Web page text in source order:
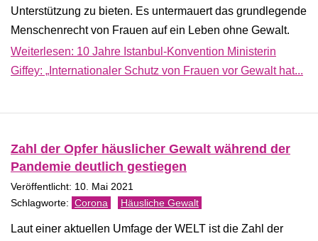
Unterstützung zu bieten. Es untermauert das grundlegende
Menschenrecht von Frauen auf ein Leben ohne Gewalt.
Weiterlesen: 10 Jahre Istanbul-Konvention Ministerin
Giffey: „Internationaler Schutz von Frauen vor Gewalt hat...
Zahl der Opfer häuslicher Gewalt während der
Pandemie deutlich gestiegen
Veröffentlicht: 10. Mai 2021
Corona Häusliche Gewalt
Laut einer aktuellen Umfage der WELT ist die Zahl der